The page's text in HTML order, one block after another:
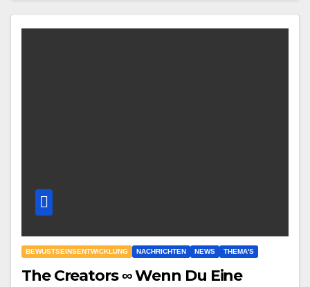
BEWUSTSEINSENTWICKLUNG NACHRICHTEN NEWS THEMA'S
The Creators ∞ Wenn Du Eine